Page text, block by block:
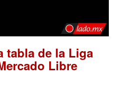
tabla de la Liga
Libre